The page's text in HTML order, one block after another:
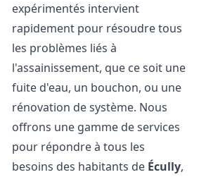
expérimentés intervient
rapidement pour résoudre tous
les problèmes liés à
l'assainissement, que ce soit une
fuite d'eau, un bouchon, ou une
rénovation de système. Nous
offrons une gamme de services
pour répondre à tous les
besoins des habitants de Écully,